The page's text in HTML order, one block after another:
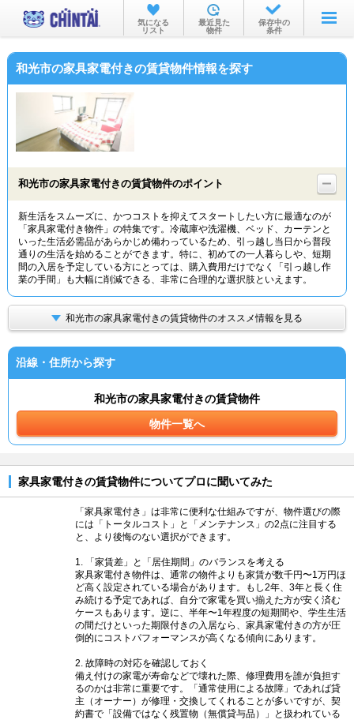
お部屋を探す
沿線・駅から
物件特集から
TOP
気になる
リスト
最近見た
物件
保存中の
条件
和光市の家具家電付きの賃貸物件情報を探す
和光市の家具家電付きの賃貸物件のポイント
新生活をスムーズに、かつコストを抑えてスタートしたい方に最適なのが
「家具家電付き物件」の特集です。冷蔵庫や洗濯機、ベッド、カーテンと
いった生活必需品があらかじめ備わっているため、引っ越し当日から普段
通りの生活を始めることができます。特に、初めての一人暮らしや、短期
間の入居を予定している方にとっては、購入費用だけでなく「引っ越し作
業の手間」も大幅に削減できる、非常に合理的な選択肢といえます。
和光市の家具家電付きの賃貸物件のオススメ情報を見る
沿線・住所から探す
和光市の家具家電付きの賃貸物件
物件一覧へ
家具家電付きの賃貸物件についてプロに聞いてみた
「家具家電付き」は非常に便利な仕組みですが、物件選びの際
には「トータルコスト」と「メンテナンス」の2点に注目する
と、より後悔のない選択ができます。
1. 「家賃差」と「居住期間」のバランスを考える
家具家電付き物件は、通常の物件よりも家賃が数千円〜1万円ほ
ど高く設定されている場合があります。もし2年、3年と長く住
み続ける予定であれば、自分で家電を買い揃えた方が安く済む
ケースもあります。逆に、半年〜1年程度の短期間や、学生生活
の間だけといった期限付きの入居なら、家具家電付きの方が圧
倒的にコストパフォーマンスが高くなる傾向にあります。
2. 故障時の対応を確認しておく
備え付けの家電が寿命などで壊れた際、修理費用を誰が負担す
るのかは非常に重要です。「通常使用による故障」であれば貸
主（オーナー）が修理・交換してくれることが多いですが、契
約書で「設備ではなく残置物（無償貸与品）」と扱われている